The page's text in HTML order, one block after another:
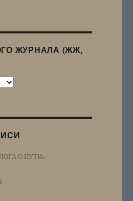
ЖУРНАЛА (ЖЖ,
О ПУТИ»